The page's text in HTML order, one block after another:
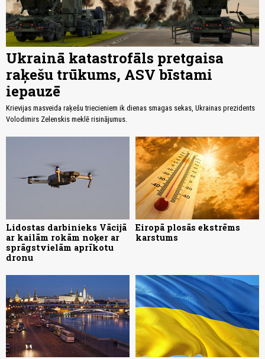
Ukrainā katastrofāls pretgaisa
raķešu trūkums, ASV bīstami
iepauzē
Krievijas masveida raķešu triecieniem ik dienas smagas sekas, Ukrainas prezidents
Volodimirs Zelenskis meklē risinājumus.
Lidostas darbinieks Vācijā
ar kailām rokām noķer ar
sprāgstvielām aprīkotu
dronu
Eiropā plosās ekstrēms
karstums